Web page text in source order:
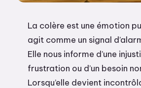
La colère est une émotion
agit comme un signal
Elle nous informe d’une
frustration ou d’un besoin
Lorsqu’elle devient